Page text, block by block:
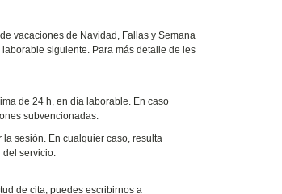
vacaciones de Navidad, Fallas y Semana
siguiente. Para más detalle de les
de 24 h, en día laborable. En caso
subvencionadas.
sesión. En cualquier caso, resulta
del servicio.
de cita, puedes escribirnos a